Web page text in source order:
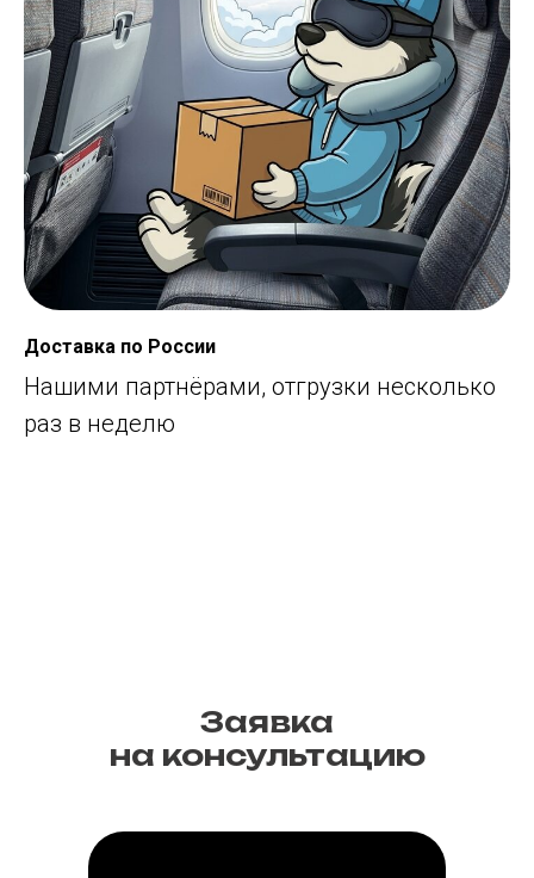
Доставка по России
Нашими партнёрами, отгрузки несколько
раз в неделю
Заявка
на консультацию